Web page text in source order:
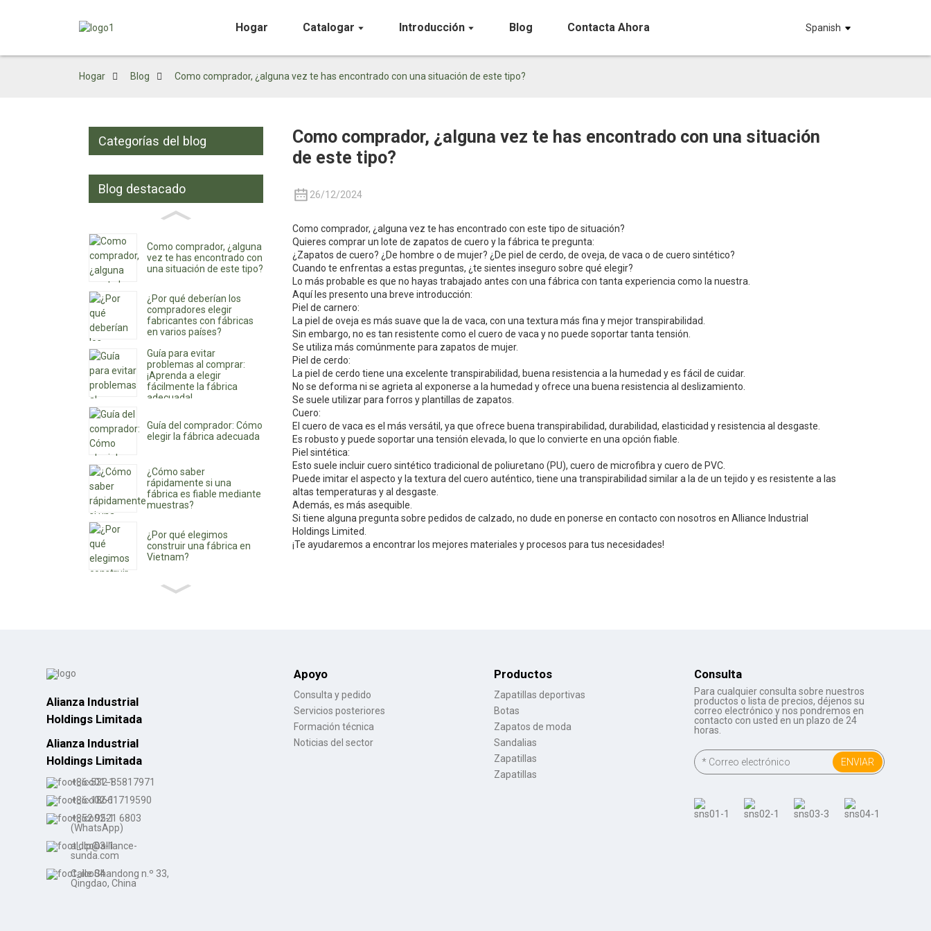
Hogar Catalogar Introducción Blog Contacta Ahora Spanish
Hogar Blog Como comprador, ¿alguna vez te has encontrado con una situación de este tipo?
Categorías del blog
Blog destacado
Como comprador, ¿alguna
vez te has encontrado con
una situación de este tipo?
¿Por qué deberían los
compradores elegir
fabricantes con fábricas
en varios países?
Guía para evitar
problemas al comprar:
¡Aprenda a elegir
fácilmente la fábrica
adecuada!
Guía del comprador: Cómo
elegir la fábrica adecuada
¿Cómo saber
rápidamente si una
fábrica es fiable mediante
muestras?
¿Por qué elegimos
construir una fábrica en
Vietnam?
Como comprador, ¿alguna vez te has encontrado con una situación
de este tipo?
26/12/2024
Como comprador, ¿alguna vez te has encontrado con este tipo de situación?
Quieres comprar un lote de zapatos de cuero y la fábrica te pregunta:
¿Zapatos de cuero? ¿De hombre o de mujer? ¿De piel de cerdo, de oveja, de vaca o de cuero sintético?
Cuando te enfrentas a estas preguntas, ¿te sientes inseguro sobre qué elegir?
Lo más probable es que no hayas trabajado antes con una fábrica con tanta experiencia como la nuestra.
Aquí les presento una breve introducción:
Piel de carnero:
La piel de oveja es más suave que la de vaca, con una textura más fina y mejor transpirabilidad.
Sin embargo, no es tan resistente como el cuero de vaca y no puede soportar tanta tensión.
Se utiliza más comúnmente para zapatos de mujer.
Piel de cerdo:
La piel de cerdo tiene una excelente transpirabilidad, buena resistencia a la humedad y es fácil de cuidar.
No se deforma ni se agrieta al exponerse a la humedad y ofrece una buena resistencia al deslizamiento.
Se suele utilizar para forros y plantillas de zapatos.
Cuero:
El cuero de vaca es el más versátil, ya que ofrece buena transpirabilidad, durabilidad, elasticidad y resistencia al desgaste.
Es robusto y puede soportar una tensión elevada, lo que lo convierte en una opción fiable.
Piel sintética:
Esto suele incluir cuero sintético tradicional de poliuretano (PU), cuero de microfibra y cuero de PVC.
Puede imitar el aspecto y la textura del cuero auténtico, tiene una transpirabilidad similar a la de un tejido y es resistente a las
altas temperaturas y al desgaste.
Además, es más asequible.
Si tiene alguna pregunta sobre pedidos de calzado, no dude en ponerse en contacto con nosotros en Alliance Industrial
Holdings Limited.
¡Te ayudaremos a encontrar los mejores materiales y procesos para tus necesidades!
Alianza Industrial
Holdings Limitada
Alianza Industrial
Holdings Limitada
+86-532-85817971
+86-18661719590
+852 9521 6803
(WhatsApp)
aldlp@alliance-
sunda.com
Calle Shandong n.º 33,
Qingdao, China
Apoyo
Consulta y pedido
Servicios posteriores
Formación técnica
Noticias del sector
Productos
Zapatillas deportivas
Botas
Zapatos de moda
Sandalias
Zapatillas
Zapatillas
Consulta
Para cualquier consulta sobre nuestros
productos o lista de precios, déjenos su
correo electrónico y nos pondremos en
contacto con usted en un plazo de 24
horas.
ENVIAR